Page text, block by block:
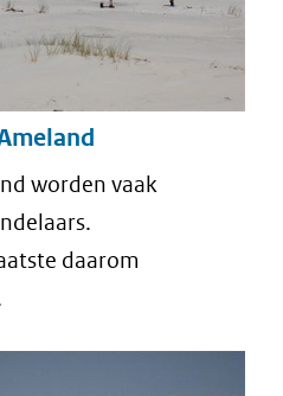
worden vaak
daarom